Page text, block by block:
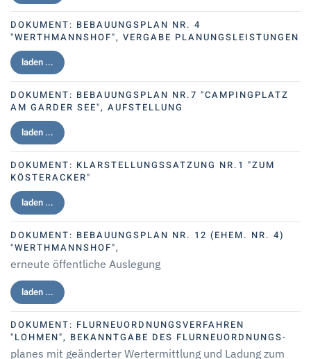
DOKUMENT: BEBAUUNGSPLAN NR. 4
"WERTHMANNSHOF", VERGABE PLANUNGSLEISTUNGEN
laden ...
DOKUMENT: BEBAUUNGSPLAN NR.7 "CAMPINGPLATZ
AM GARDER SEE", AUFSTELLUNG
laden ...
DOKUMENT: KLARSTELLUNGSSATZUNG NR.1 "ZUM
KÖSTERACKER"
laden ...
DOKUMENT: BEBAUUNGSPLAN NR. 12 (EHEM. NR. 4)
"WERTHMANNSHOF",
erneute öffentliche Auslegung
laden ...
DOKUMENT: FLURNEUORDNUNGSVERFAHREN
"LOHMEN", BEKANNTGABE DES FLURNEUORDNUNGS-
planes mit geänderter Wertermittlung und Ladung zum